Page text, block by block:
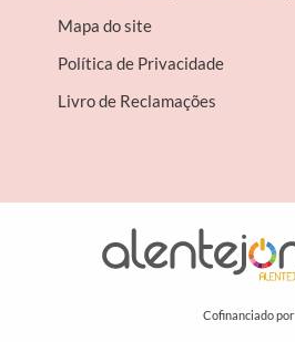
Mapa do site
Política de Privacidade
Livro de Reclamações
Cofinanciado por